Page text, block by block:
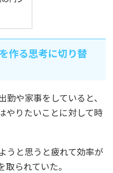
作る思考に切り替
や家事をしていると、
やりたいことに対して時
うと思うと疲れて効率が
られていた。